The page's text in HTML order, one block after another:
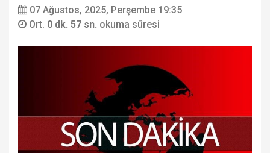
07 Ağustos, 2025, Perşembe 19:35
Ort. 0 dk. 57 sn. okuma süresi